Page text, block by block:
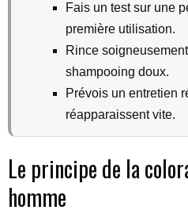
Fais un test sur une
première utilisation.
Rince
shampooing doux.
Prévois un entretien
réapparaissent vite.
Le principe de la
homme